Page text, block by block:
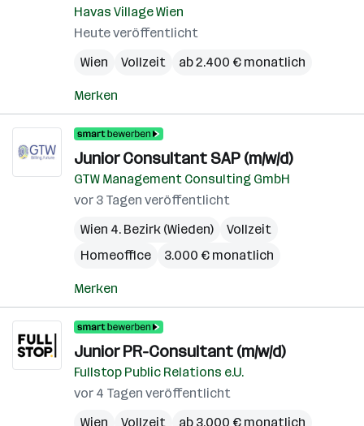
Havas Village Wien
Heute veröffentlicht
Wien
Vollzeit ab 2.400 € monatlich
Merken
Junior Consultant SAP (m/w/d)
GTW Management Consulting GmbH
vor 3 Tagen veröffentlicht
Wien 4. Bezirk (Wieden)
Vollzeit
Homeoffice
3.000 € monatlich
Merken
Junior PR-Consultant (m/w/d)
Fullstop Public Relations e.U.
vor 4 Tagen veröffentlicht
Wien
Vollzeit ab 3.000 € monatlich